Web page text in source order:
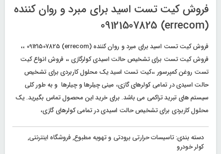
فروش کیت تست اسید برای مبرد و روان کننده
(errecom) 09121507825
فروش کیت تست اسید برای مبرد و روان کننده (errecom) 09121507825 ،،
فروش کیت تست برای تشخیص حالت اسیدی کولرگازی ،، فروش انواع کیت
تست روغن کمپرسور ،،کیت تست اسید یک محلول کاربردی برای تشخیص
حالت اسیدی در تمامی کولرهای گازی، مینی چیلرها و چیلرها و به طور کلی
سیستم های تبرید تراکمی می باشد. برای خرید این محصول تماس بگیرید. یک
محلول کاربردی برای تشخیص حالت اسیدی در تمامی کولرهای گازی،
دسته بندی:تاسیسات حرارتی برودتی و تهویه مطبوع,فروشگاه اینترنتی,
کولر خودرو